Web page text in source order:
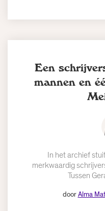
Een
mannen en
In het archief
merkwaardig
Tussen
doorAlma